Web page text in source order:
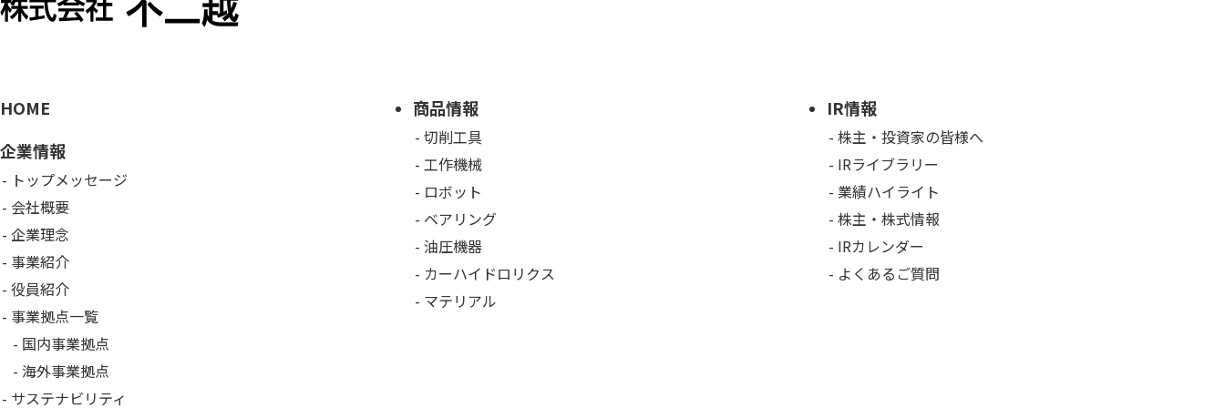
HOME
企業情報
トップメッセージ
会社概要
企業理念
事業紹介
役員紹介
事業拠点一覧
国内事業拠点
海外事業拠点
サステナビリティ
商品情報
切削工具
工作機械
ロボット
ベアリング
油圧機器
カーハイドロリクス
マテリアル
IR情報
株主・投資家の皆様へ
IRライブラリー
業績ハイライト
株主・株式情報
IRカレンダー
よくあるご質問